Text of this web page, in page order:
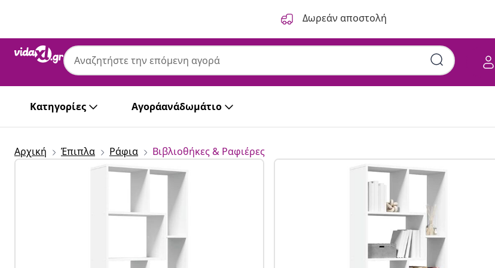
Δωρεάν αποστολή
Κατηγορίες Αγοράανάδωμάτιο
Αρχική Έπιπλα Ράφια Βιβλιοθήκες & Ραφιέρες